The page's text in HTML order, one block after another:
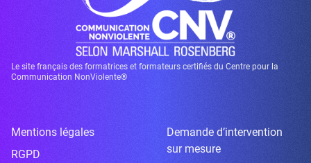
Le site français des formatrices et formateurs certifiés du Centre pour la
Communication NonViolente®
Mentions légales
RGPD
Demande d’intervention
sur mesure